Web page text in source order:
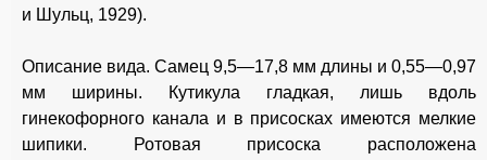
и Шульц, 1929).
Описание вида. Самец 9,5—17,8 мм длины и 0,55—0,97
мм ширины. Кутикула гладкая, лишь вдоль
гинекофорного канала и в присосках имеются мелкие
шипики. Ротовая присоска расположена